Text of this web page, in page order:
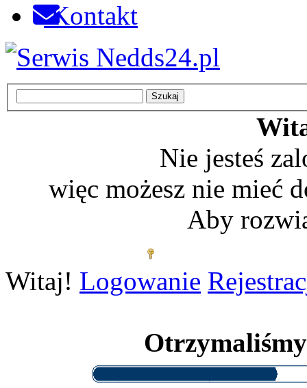
Kontakt
Nie jesteś
więc możesz nie mieć
Aby
Witaj! Logowanie